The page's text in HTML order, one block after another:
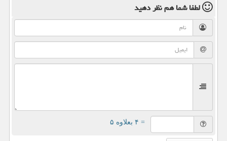
لطفا شما همنظر دهید
= ۴ بعلاوه ۵